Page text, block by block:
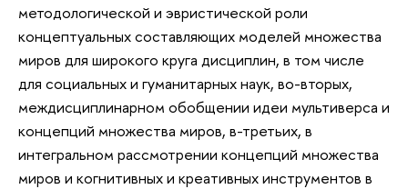
методологической и эвристической роли
концептуальных составляющих моделей множества
миров для широкого круга дисциплин, в том числе
для социальных и гуманитарных наук, во-вторых,
междисциплинарном обобщении идеи мультиверса и
концепций множества миров, в-третьих, в
интегральном рассмотрении концепций множества
миров и когнитивных и креативных инструментов в